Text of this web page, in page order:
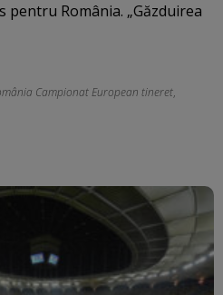
pentru România. „Găzduirea
Campionat European tineret,